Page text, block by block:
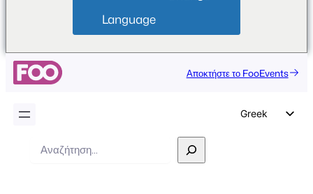
Language
Αποκτήστε το FooEvents
Greek
Αναζήτηση